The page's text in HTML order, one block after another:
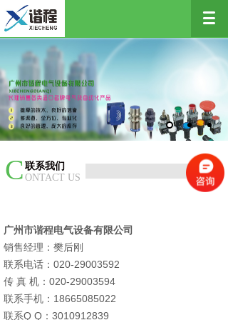
C 联系我们
ONTACT US
广州市谐程电气设备有限公司
销售经理：樊后刚
联系电话：020-29003592
传 真 机：020-29003594
联系手机：18665085022
联系Q Q：3010912839